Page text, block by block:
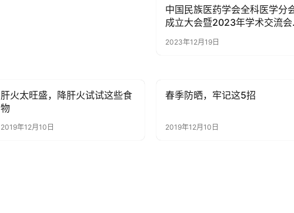
中国民族医药学会全科医学分
成立大会暨2023年学术交流会
顺利召开
2023年12月19日
健康资讯
肝火太旺盛，降肝火试试这些食
物
2019年12月10日
健康资讯
春季防晒，牢记这5招
2019年12月10日